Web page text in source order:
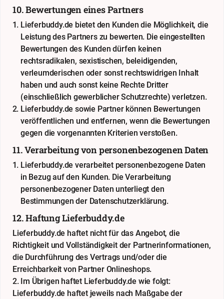
10. Bewertungen eines Partners
Lieferbuddy.de bietet den Kunden die Möglichkeit, die
Leistung des Partners zu bewerten. Die eingestellten
Bewertungen des Kunden dürfen keinen
rechtsradikalen, sexistischen, beleidigenden,
verleumderischen oder sonst rechtswidrigen Inhalt
haben und auch sonst keine Rechte Dritter
(einschließlich gewerblicher Schutzrechte) verletzen.
Lieferbuddy.de sowie Partner können Bewertungen
veröffentlichen und entfernen, wenn die Bewertungen
gegen die vorgenannten Kriterien verstoßen.
11. Verarbeitung von personenbezogenen Daten
Lieferbuddy.de verarbeitet personenbezogene Daten
in Bezug auf den Kunden. Die Verarbeitung
personenbezogener Daten unterliegt den
Bestimmungen der Datenschutzerklärung.
12. Haftung Lieferbuddy.de
Lieferbuddy.de haftet nicht für das Angebot, die
Richtigkeit und Vollständigkeit der Partnerinformationen,
die Durchführung des Vertrags und/oder die
Erreichbarkeit von Partner Onlineshops.
2. Im Übrigen haftet Lieferbuddy.de wie folgt:
Lieferbuddy.de haftet jeweils nach Maßgabe der